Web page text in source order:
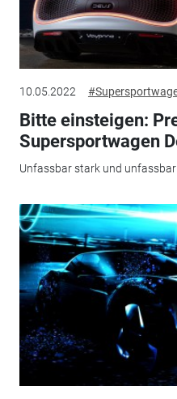
10.05.2022
Bitte einsteigen:
Supersportwagen
Unfassbar stark und